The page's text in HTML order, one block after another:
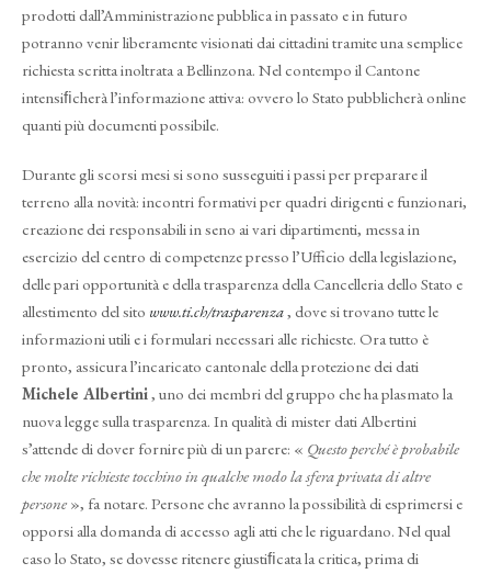
prodotti dall’Amministrazione pubblica in passato e in futuro
potranno venir liberamente visionati dai cittadini tramite una semplice
richiesta scritta inoltrata a Bellinzona. Nel contempo il Cantone
intensiﬁcherà l’informazione attiva: ovvero lo Stato pubblicherà online
quanti più documenti possibile.
Durante gli scorsi mesi si sono susseguiti i passi per preparare il
terreno alla novità: incontri formativi per quadri dirigenti e funzionari,
creazione dei responsabili in seno ai vari dipartimenti, messa in
esercizio del centro di competenze presso l’Ufficio della legislazione,
delle pari opportunità e della trasparenza della Cancelleria dello Stato e
allestimento del sito www.ti.ch/trasparenza, dove si trovano tutte le
informazioni utili e i formulari necessari alle richieste. Ora tutto è
pronto, assicura l’incaricato cantonale della protezione dei dati
Michele Albertini, uno dei membri del gruppo che ha plasmato la
nuova legge sulla trasparenza. In qualità di mister dati Albertini
s’attende di dover fornire più di un parere: « Questo perché è probabile
che molte richieste tocchino in qualche modo la sfera privata di altre
persone », fa notare. Persone che avranno la possibilità di esprimersi e
opporsi alla domanda di accesso agli atti che le riguardano. Nel qual
caso lo Stato, se dovesse ritenere giustiﬁcata la critica, prima di